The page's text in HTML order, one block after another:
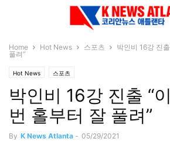
Home Hot News 스포츠
박인비 16강 진
풀려”
Hot News 스포츠
박인비 16강 진출 “
번 홀부터 잘 풀려”
By K News Atlanta - 05/29/2021